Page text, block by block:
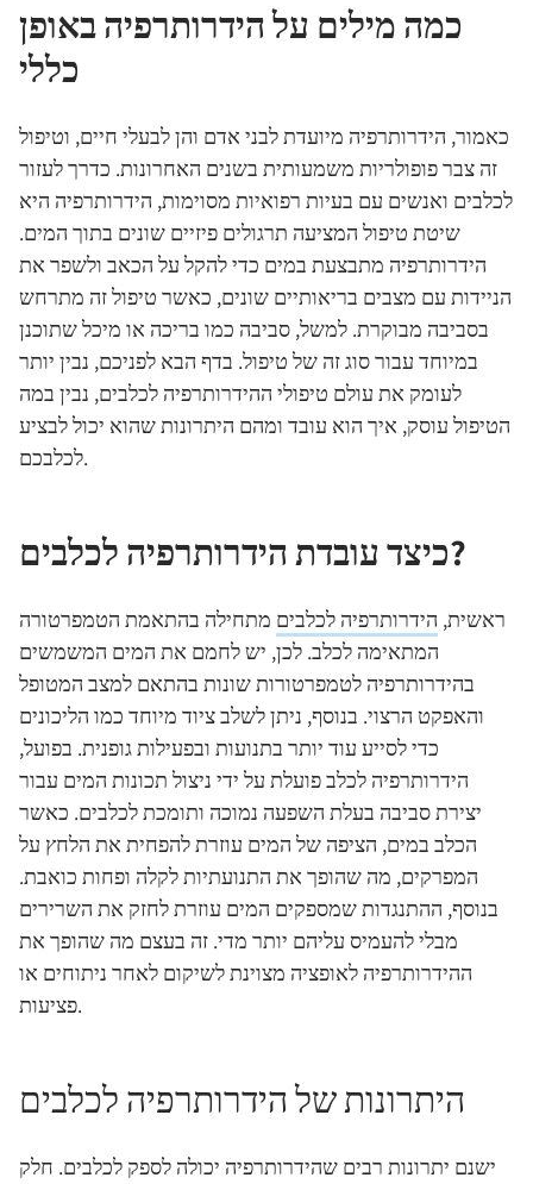
כמה מילים על הידרותרפיה באופן
כללי
כאמור, הידרותרפיה מיועדת לבני אדם והן לבעלי חיים, וטיפול
זה צבר פופולריות משמעותית בשנים האחרונות. כדרך לעזור
לכלבים ואנשים עם בעיות רפואיות מסוימות, הידרותרפיה היא
שיטת טיפול המציעה תרגולים פיזיים שונים בתוך המים.
הידרותרפיה מתבצעת במים כדי להקל על הכאב ולשפר את
הניידות עם מצבים בריאותיים שונים, כאשר טיפול זה מתרחש
בסביבה מבוקרת. למשל, סביבה כמו בריכה או מיכל שתוכנן
במיוחד עבור סוג זה של טיפול. בדף הבא לפניכם, נבין יותר
לעומק את עולם טיפולי ההידרותרפיה לכלבים, נבין במה
הטיפול עוסק, איך הוא עובד ומהם היתרונות שהוא יכול לבציע
לכלבכם.
כיצד עובדת הידרותרפיה לכלבים?
ראשית, הידרותרפיה לכלבים מתחילה בהתאמת הטמפרטורה
המתאימה לכלב. לכן, יש לחמם את המים המשמשים
בהידרותרפיה לטמפרטורות שונות בהתאם למצב המטופל
והאפקט הרצוי. בנוסף, ניתן לשלב ציוד מיוחד כמו הליכונים
כדי לסייע עוד יותר בתנועות ובפעילות גופנית. בפועל,
הידרותרפיה לכלב פועלת על ידי ניצול תכונות המים עבור
יצירת סביבה בעלת השפעה נמוכה ותומכת לכלבים. כאשר
הכלב במים, הציפה של המים עוזרת להפחית את הלחץ על
המפרקים, מה שהופך את התנועתיות לקלה ופחות כואבת.
בנוסף, ההתנגדות שמספקים המים עוזרת לחזק את השרירים
מבלי להעמיס עליהם יותר מדי. זה בעצם מה שהופך את
ההידרותרפיה לאופציה מצוינת לשיקום לאחר ניתוחים או
פציעות.
היתרונות של הידרותרפיה לכלבים
ישנם יתרונות רבים שהידרותרפיה יכולה לספק לכלבים. חלק